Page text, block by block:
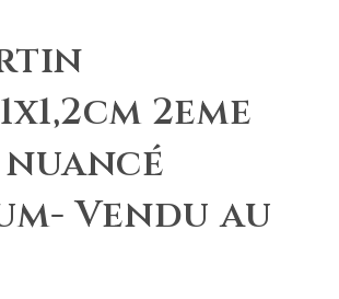
2eme
Vendu au